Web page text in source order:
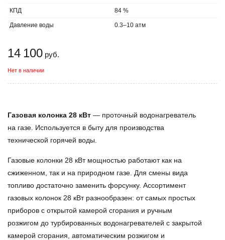
КПД 84 %
Давление воды 0.3–10 атм
14 100 руб.
Нет в наличии
Газовая колонка 28 кВт — проточный водонагреватель
на газе. Используется в быту для производства
технической горячей воды.
Газовые колонки 28 кВтмощностью работают как на
сжиженном, так и на природном газе. Для смены вида
топливо достаточно заменить форсунку. Ассортимент
газовых колонок 28 кВт разнообразен: от самых простых
приборов с открытой камерой сгорания и ручным
розжигом до турбированных водонагревателей с закрытой
камерой сгорания, автоматическим розжигом и